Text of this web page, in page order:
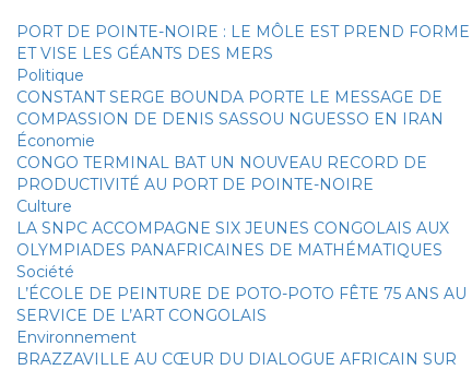
PORT DE POINTE-NOIRE : LE MÔLE EST PREND FORME
ET VISE LES GÉANTS DES MERS
Politique
CONSTANT SERGE BOUNDA PORTE LE MESSAGE DE
COMPASSION DE DENIS SASSOU NGUESSO EN IRAN
Économie
CONGO TERMINAL BAT UN NOUVEAU RECORD DE
PRODUCTIVITÉ AU PORT DE POINTE-NOIRE
Culture
LA SNPC ACCOMPAGNE SIX JEUNES CONGOLAIS AUX
OLYMPIADES PANAFRICAINES DE MATHÉMATIQUES
Société
L’ÉCOLE DE PEINTURE DE POTO-POTO FÊTE 75 ANS AU
SERVICE DE L’ART CONGOLAIS
Environnement
BRAZZAVILLE AU CŒUR DU DIALOGUE AFRICAIN SUR